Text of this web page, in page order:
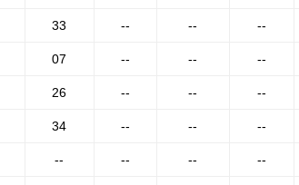
33 -- -- --
07 -- -- --
26 -- -- --
34 -- -- --
-- -- -- --